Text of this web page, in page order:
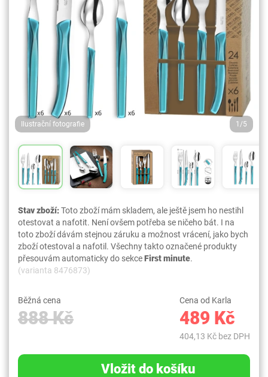
Ilustrační fotografie 1/5
Stav zboží:Toto zboží mám skladem, ale ještě jsem ho nestihl
otestovat a nafotit. Není ovšem potřeba se ničeho bát. I na
toto zboží dávám stejnou záruku a možnost vrácení, jako bych
zboží otestoval a nafotil. Všechny takto označené produkty
přesouvám automaticky do sekceFirst minute.
(varianta 8476873)
Běžná cena
888 Kč
Cena od Karla
489 Kč
404,13 Kč bez DPH
Vložit do košíku